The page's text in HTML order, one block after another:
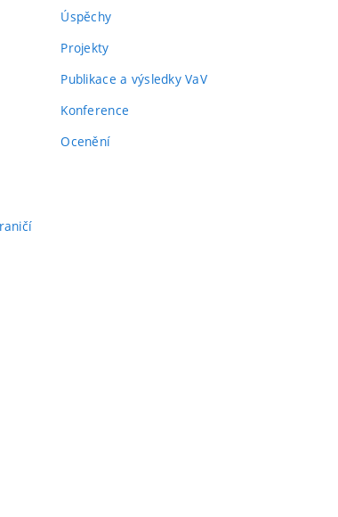
Úspěchy
Projekty
Publikace a výsledky VaV
Konference
Ocenění